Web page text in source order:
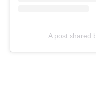
A post shared